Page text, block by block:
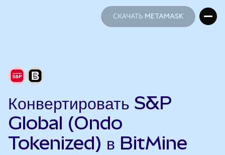
СКАЧАТЬ METAMASK
Конвертировать S&P
Global (Ondo
Tokenized) в BitMine